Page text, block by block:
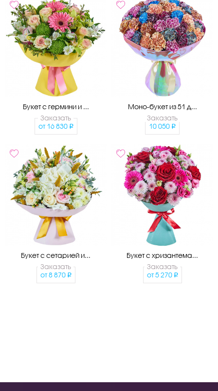
Букет с гермини и ...
Заказать
от 16 830
Моно-букет из 51 д...
Заказать
10 050
Букет с сетарией и...
Заказать
от 8 870
Букет с хризантема...
Заказать
от 5 270